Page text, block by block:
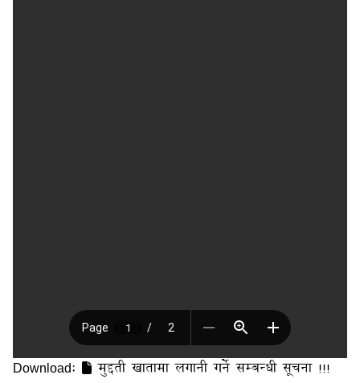
Download: मुद्दती खातामा लगानी गर्ने सम्बन्धी सूचना !!!